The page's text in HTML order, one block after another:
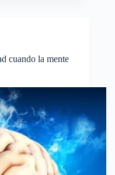
cuando la mente